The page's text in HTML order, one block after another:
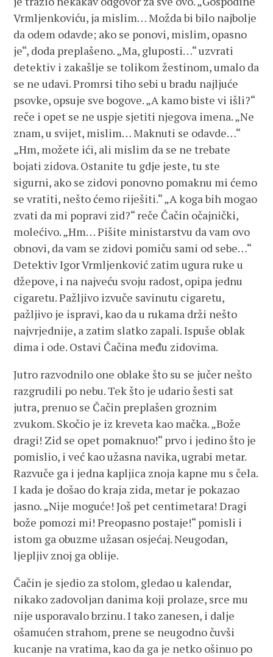
Vrmljenkoviću, ja mislim… Možda bi bilo najbolje
da odem odavde; ako se ponovi, mislim, opasno
je“, doda preplašeno. „Ma, gluposti…“ uzvrati
detektiv i zakašlje se tolikom žestinom, umalo da
se ne udavi. Promrsi tiho sebi u bradu najljuće
psovke, opsuje sve bogove. „A kamo biste vi išli?“
reče i opet se ne uspje sjetiti njegova imena. „Ne
znam, u svijet, mislim… Maknuti se odavde…“
„Hm, možete ići, ali mislim da se ne trebate
bojati zidova. Ostanite tu gdje jeste, tu ste
sigurni, ako se zidovi ponovno pomaknu mi ćemo
se vratiti, nešto ćemo riješiti.“ „A koga bih mogao
zvati da mi popravi zid?“ reče Čačin očajnički,
molećivo. „Hm… Pišite ministarstvu da vam ovo
obnovi, da vam se zidovi pomiču sami od sebe…“
Detektiv Igor Vrmljenković zatim ugura ruke u
džepove, i na najveću svoju radost, opipa jednu
cigaretu. Pažljivo izvuče savinutu cigaretu,
pažljivo je ispravi, kao da u rukama drži nešto
najvrjednije, a zatim slatko zapali. Ispuše oblak
dima i ode. Ostavi Čačina među zidovima.
Jutro razvodnilo one oblake što su se jučer nešto
razgrudili po nebu. Tek što je udario šesti sat
jutra, prenuo se Čačin preplašen groznim
zvukom. Skočio je iz kreveta kao mačka. „Bože
dragi! Zid se opet pomaknuo!“ prvo i jedino što je
pomislio, i već kao užasna navika, ugrabi metar.
Razvuče ga i jedna kapljica znoja kapne mu s čela.
I kada je došao do kraja zida, metar je pokazao
jasno. „Nije moguće! Još pet centimetara! Dragi
bože pomozi mi! Preopasno postaje!“ pomisli i
istom ga obuzme užasan osjećaj. Neugodan,
ljepljiv znoj ga oblije.
Čačin je sjedio za stolom, gledao u kalendar,
nikako zadovoljan danima koji prolaze, srce mu
nije usporavalo brzinu. I tako zanesen, i dalje
ošamućen strahom, prene se neugodno čuvši
kucanje na vratima, kao da ga je netko ošinuo po